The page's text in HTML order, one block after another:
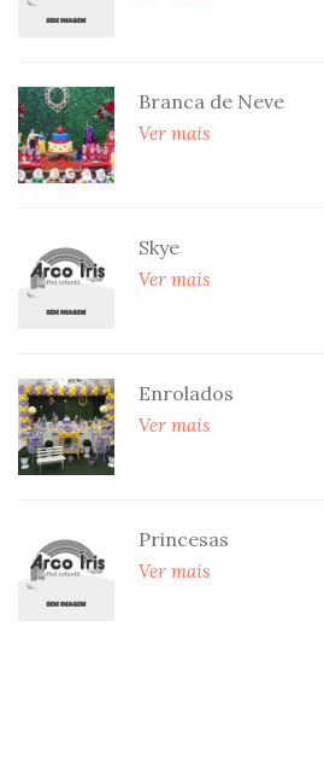
Branca de Neve
Ver mais
Skye
Ver mais
Enrolados
Ver mais
Princesas
Ver mais